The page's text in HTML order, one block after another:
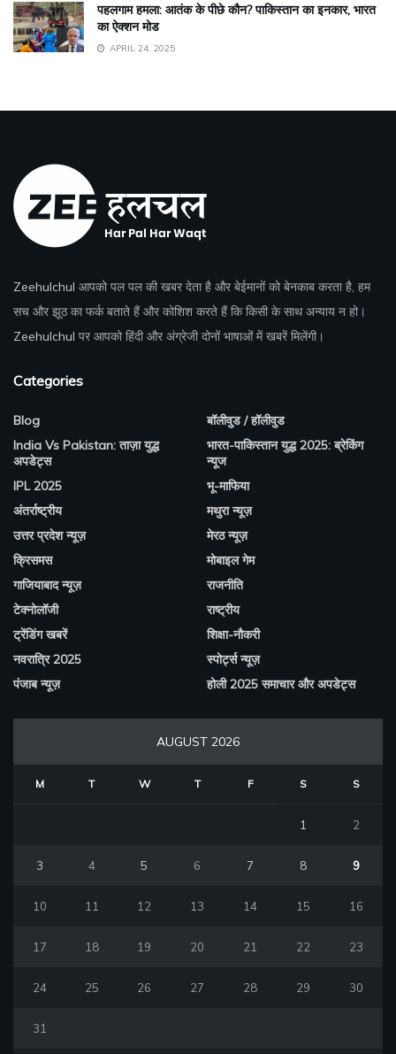
पहलगाम हमला: आतंक के पीछे कौन? पाकिस्तान का इनकार, भारत
का ऐक्शन मोड
APRIL 24, 2025
Zeehulchul आपको पल पल की खबर देता है और बेईमानों को बेनकाब करता है, हम
सच और झूठ का फर्क बताते हैं और कोशिश करते हैं कि किसी के साथ अन्याय न हो।
Zeehulchul पर आपको हिंदी और अंग्रेजी दोनों भाषाओं में खबरें मिलेंगी।
Categories
Blog
India Vs Pakistan: ताज़ा युद्ध
अपडेट्स
IPL 2025
अंतर्राष्ट्रीय
उत्तर प्रदेश न्यूज़
क्रिसमस
गाजियाबाद न्यूज़
टेक्नोलॉजी
ट्रेंडिंग खबरें
नवरात्रि 2025
पंजाब न्यूज़
बॉलीवुड / हॉलीवुड
भारत-पाकिस्तान युद्ध 2025: ब्रेकिंग
न्यूज
भू-माफिया
मथुरा न्यूज़
मेरठ न्यूज़
मोबाइल गेम
राजनीति
राष्ट्रीय
शिक्षा-नौकरी
स्पोर्ट्स न्यूज़
होली 2025 समाचार और अपडेट्स
AUGUST 2026
M T W T F S S
1 2
3 4 5 6 7 8 9
10 11 12 13 14 15 16
17 18 19 20 21 22 23
24 25 26 27 28 29 30
31